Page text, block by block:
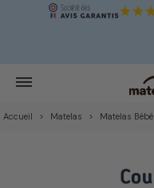
Accueil Matelas Matelas Bébé